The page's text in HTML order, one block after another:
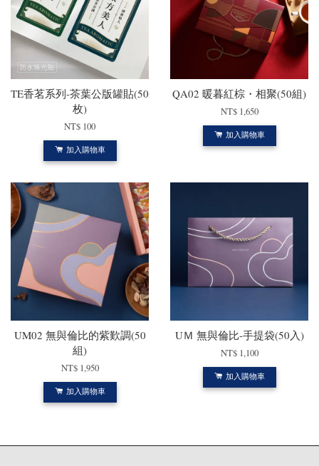
TE香茗系列-茶葉公版罐貼(50
枚)
NT$ 100
加入購物車
QA02 暖暮紅棕・相聚(50組)
NT$ 1,650
加入購物車
UM02 無與倫比的紫歎調(50
組)
NT$ 1,950
加入購物車
UＭ 無與倫比-手提袋(50入)
NT$ 1,100
加入購物車